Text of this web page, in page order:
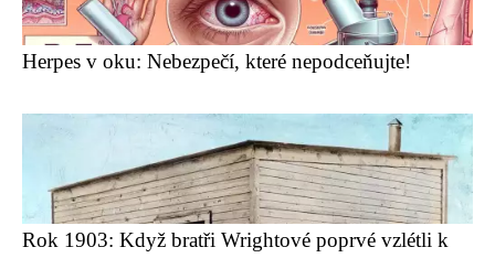
Herpes v oku: Nebezpečí, které nepodceňujte!
Rok 1903: Když bratři Wrightové poprvé vzlétli k